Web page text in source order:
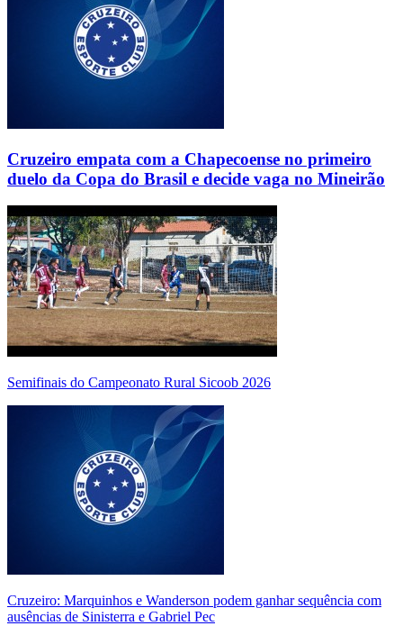
Cruzeiro empata com a Chapecoense no primeiro
duelo da Copa do Brasil e decide vaga no Mineirão
Semifinais do Campeonato Rural Sicoob 2026
Cruzeiro: Marquinhos e Wanderson podem ganhar sequência com
ausências de Sinisterra e Gabriel Pec